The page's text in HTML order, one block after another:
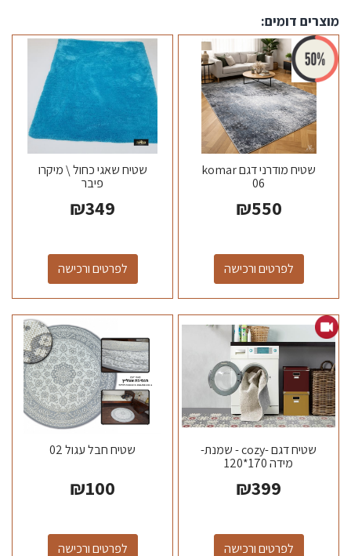
מוצרים דומים:
שטיח מודרני דגם komar
06
₪550
לפרטים ורכישה
שטיח שאגי כחול \ מיקרו
פיבר
₪349
לפרטים ורכישה
שטיח דגם -cozy - שמנת-
מידה 170*120
₪399
לפרטים ורכישה
שטיח חבל עגול 02
₪100
לפרטים ורכישה